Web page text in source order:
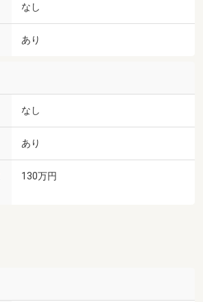
なし
あり
なし
あり
130万円